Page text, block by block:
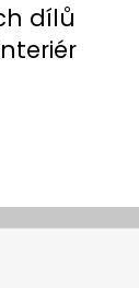
dílů